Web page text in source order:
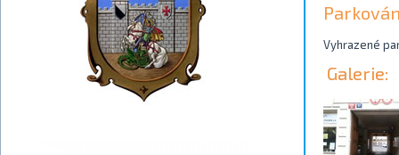
Vyhrazené
Galerie: